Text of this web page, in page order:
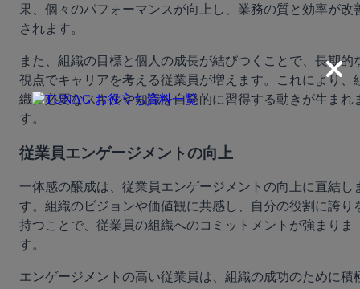
果、個々のパフォーマンスが向上し、業務の質と効率が改
されます。
また、組織の目標と個人の成長が結びつくことで、長期的
視点でキャリアを考える従業員が増えます。これにより、
織に必要なスキルや知識を自発的に習得する動きが生まれ
す。
従業員エンゲージメントの向上
一体感の醸成は、従業員エンゲージメントの向上に直結し
す。組織のビジョンや価値観に共感し、自分の役割に誇り
持つことで、従業員の組織へのコミットメントが強まりま
す。
エンゲージメントの高い従業員は、組織の成功のために積